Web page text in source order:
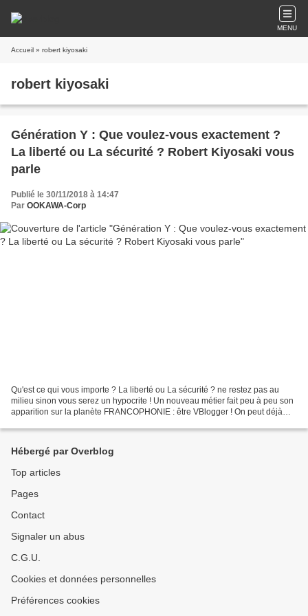
MENU
Accueil » robert kiyosaki
robert kiyosaki
Génération Y : Que voulez-vous exactement ?
La liberté ou La sécurité ? Robert Kiyosaki vous
parle
Publié le 30/11/2018 à 14:47
Par OOKAWA-Corp
Qu'est ce qui vous importe ? La liberté ou La sécurité ? ne restez pas au
milieu sinon vous serez un hypocrite ! Un nouveau métier fait peu à peu son
apparition sur la planète FRANCOPHONIE : être VBlogger ! On peut déjà
Hébergé par Overblog
Top articles
Pages
Contact
Signaler un abus
C.G.U.
Cookies et données personnelles
Préférences cookies